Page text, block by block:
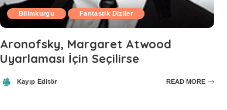
Bilimkurgu Fantastik Diziler
Aronofsky, Margaret Atwood
Uyarlaması İçin Seçilirse
PostedKayıp Editör READ MORE